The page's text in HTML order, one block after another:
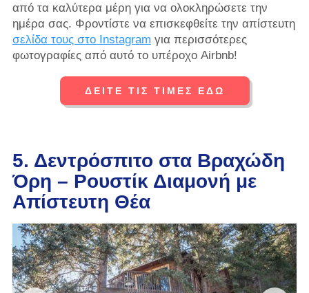
από τα καλύτερα μέρη για να ολοκληρώσετε την
ημέρα σας. Φροντίστε να επισκεφθείτε την απίστευτη
σελίδα τους στο Instagram για περισσότερες
φωτογραφίες από αυτό το υπέροχο Airbnb!
ΔΕΙΤΕ ΤΙΣ ΤΙΜΕΣ ΕΔΩ
5. Δεντρόσπιτο στα Βραχώδη
Όρη – Ρουστίκ Διαμονή με
Απίστευτη Θέα